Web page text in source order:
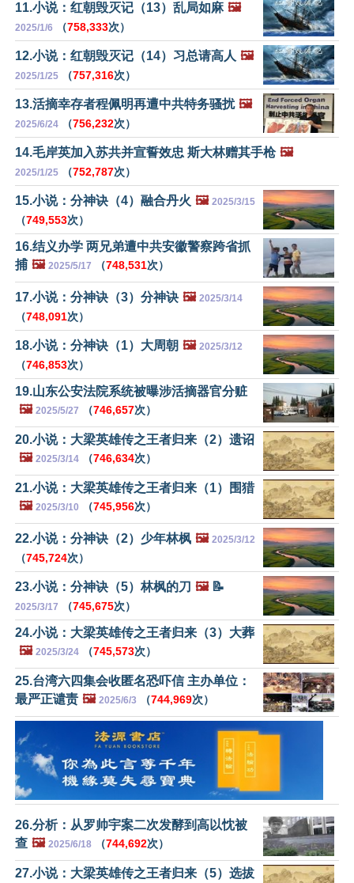
11.小说：红朝毁灭记（13）乱局如麻 🖼️
2025/1/6 （758,333次）
12.小说：红朝毁灭记（14）习总请高人 🖼️
2025/1/25 （757,316次）
13.活摘幸存者程佩明再遭中共特务骚扰 🖼️
2025/6/24 （756,232次）
14.毛岸英加入苏共并宣誓效忠 斯大林赠其手枪 🖼️
2025/1/25 （752,787次）
15.小说：分神诀（4）融合丹火 🖼️ 2025/3/15
（749,553次）
16.结义办学 两兄弟遭中共安徽警察跨省抓
捕 🖼️ 2025/5/17 （748,531次）
17.小说：分神诀（3）分神诀 🖼️ 2025/3/14
（748,091次）
18.小说：分神诀（1）大周朝 🖼️ 2025/3/12
（746,853次）
19.山东公安法院系统被曝涉活摘器官分赃
🖼️ 2025/5/27 （746,657次）
20.小说：大梁英雄传之王者归来（2）遗诏
🖼️ 2025/3/14 （746,634次）
21.小说：大梁英雄传之王者归来（1）围猎
🖼️ 2025/3/10 （745,956次）
22.小说：分神诀（2）少年林枫 🖼️ 2025/3/12
（745,724次）
23.小说：分神诀（5）林枫的刀 🖼️📝
2025/3/17 （745,675次）
24.小说：大梁英雄传之王者归来（3）大葬
🖼️ 2025/3/24 （745,573次）
25.台湾六四集会收匿名恐吓信 主办单位：
最严正谴责 🖼️ 2025/6/3 （744,969次）
26.分析：从罗帅宇案二次发酵到高以忱被
查 🖼️ 2025/6/18 （744,692次）
27.小说：大梁英雄传之王者归来（5）选拔